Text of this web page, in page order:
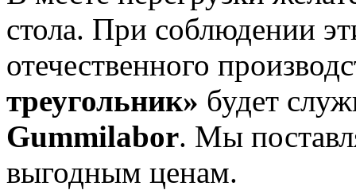
стола. При соблюдении
отечественного
треугольник» будет
Gummilabor. Мы
выгодным ценам.